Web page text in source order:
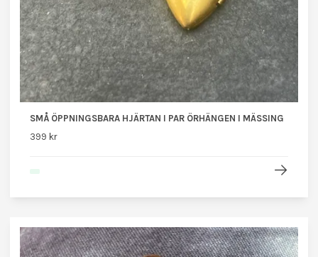
SMÅ ÖPPNINGSBARA HJÄRTAN I PAR ÖRHÄNGEN I MÄSSING
399 kr